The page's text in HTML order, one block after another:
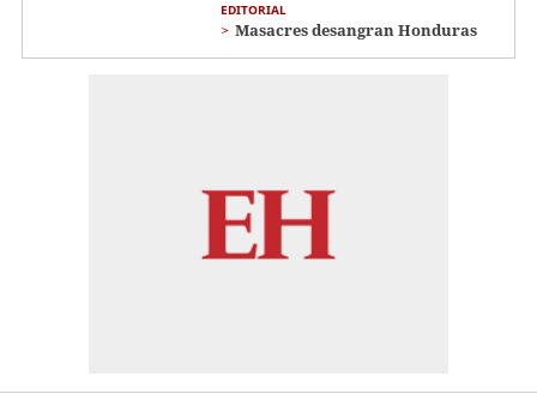
EDITORIAL
Masacres desangran Honduras